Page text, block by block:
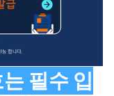
필수 입